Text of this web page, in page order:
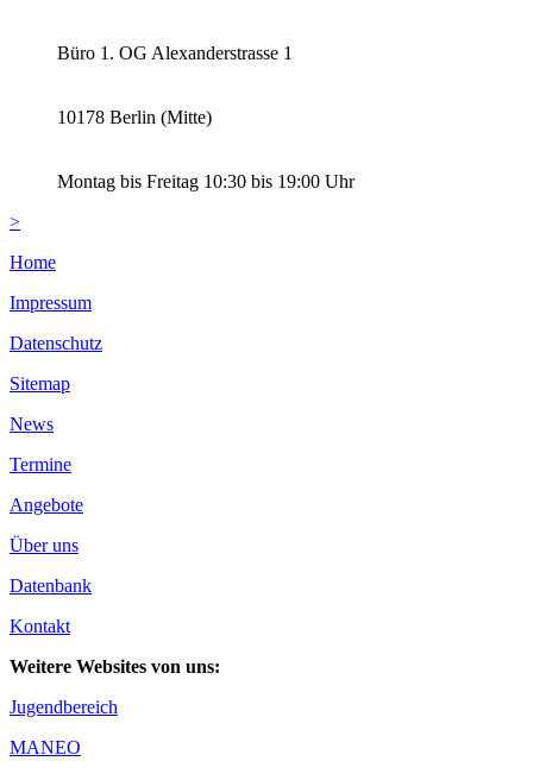
Büro 1. OG Alexanderstrasse 1
10178 Berlin (Mitte)
Montag bis Freitag 10:30 bis 19:00 Uhr
>
Home
Impressum
Datenschutz
Sitemap
News
Termine
Angebote
Über uns
Datenbank
Kontakt
Weitere Websites von uns:
Jugendbereich
MANEO